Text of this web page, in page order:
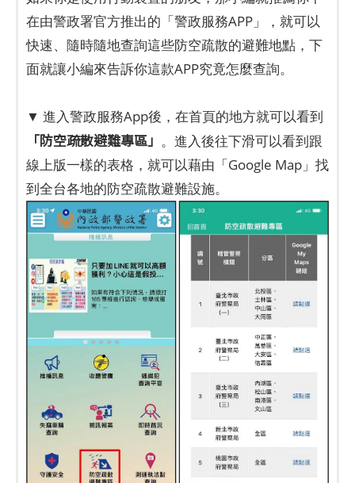
在由警政署官方推出的「警政服務APP」，就可以
快速、隨時隨地查詢這些防空疏散的避難地點，下
面就讓小編來告訴你這款APP究竟怎麼查詢。
▼ 進入警政服務App後，在首頁的地方就可以看到
「防空疏散避難專區」 。進入後往下滑可以看到跟
線上版一樣的表格，就可以藉由「Google Map」找
到全台各地的防空疏散避難設施。